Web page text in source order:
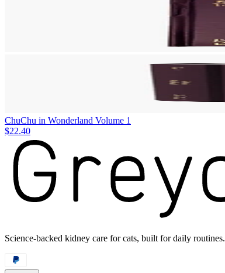
ChuChu in Wonderland Volume 1
$22.40
Science-backed kidney care for cats, built for daily routines.